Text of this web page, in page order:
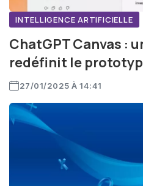
INTELLIGENCE ARTIFICIELLE
ChatGPT Canvas :
redéfinit le
27/01/2025 À 14:41